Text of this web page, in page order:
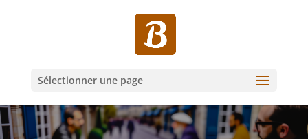
Sélectionner une page